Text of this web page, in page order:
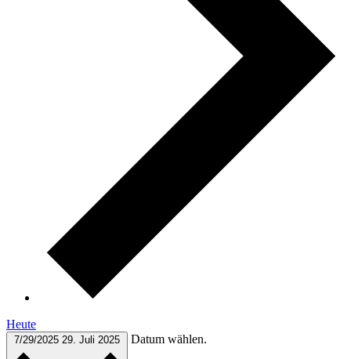
Heute
7/29/2025 29. Juli 2025 Datum wählen.